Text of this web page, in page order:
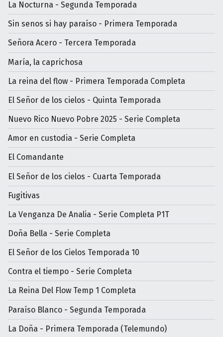
La Nocturna - Segunda Temporada
Sin senos si hay paraíso - Primera Temporada
Señora Acero - Tercera Temporada
María, la caprichosa
La reina del flow - Primera Temporada Completa
El Señor de los cielos - Quinta Temporada
Nuevo Rico Nuevo Pobre 2025 - Serie Completa
Amor en custodia - Serie Completa
El Comandante
El Señor de los cielos - Cuarta Temporada
Fugitivas
La Venganza De Analia - Serie Completa P1T
Doña Bella - Serie Completa
El Señor de los Cielos Temporada 10
Contra el tiempo - Serie Completa
La Reina Del Flow Temp 1 Completa
Paraíso Blanco - Segunda Temporada
La Doña - Primera Temporada (Telemundo)